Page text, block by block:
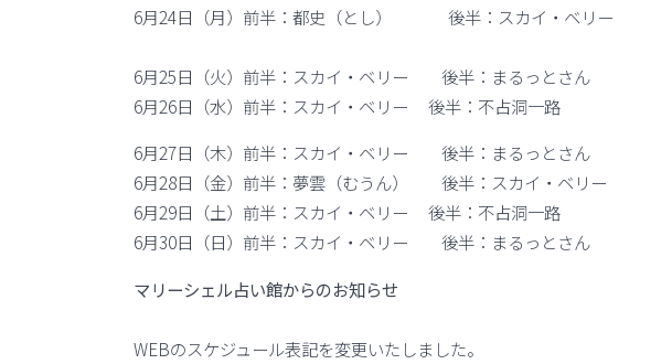
6月24日（月）前半：都史（とし） 後半：スカイ・ベリー
6月25日（火）前半：スカイ・ベリー 後半：まるっとさん
6月26日（水）前半：スカイ・ベリー 後半：不占洞一路
6月27日（木）前半：スカイ・ベリー 後半：まるっとさん
6月28日（金）前半：夢雲（むうん） 後半：スカイ・ベリー
6月29日（土）前半：スカイ・ベリー 後半：不占洞一路
6月30日（日）前半：スカイ・ベリー 後半：まるっとさん
マリーシェル占い館からのお知らせ
WEBのスケジュール表記を変更いたしました。